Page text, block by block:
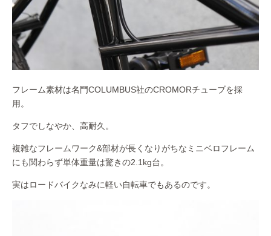
フレーム素材は名門COLUMBUS社のCROMORチューブを採
用。
タフでしなやか、高耐久。
複雑なフレームワーク&部材が長くなりがちなミニベロフレーム
にも関わらず単体重量は驚きの2.1kg台。
実はロードバイクなみに軽い自転車でもあるのです。